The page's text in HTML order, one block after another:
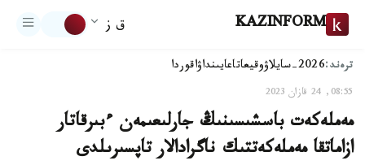
KAZINFORM ق ز
ترەند:2026-سايلاۋ وقيعاتاعايىنداۋاقوردا
08:55, 24 قازان 2023
مەملەكەت باسشىسىنىڭ جارلىعىمەن ءبىرقاتار
ازاماتقا مەملەكەتتىك ناگرادالار تاپسىرىلدى